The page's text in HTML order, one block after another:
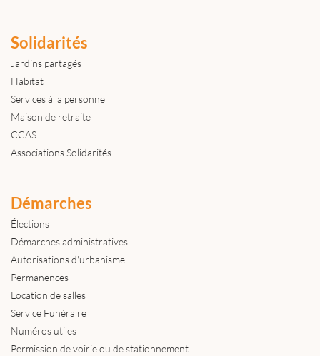
Solidarités
Jardins partagés
Habitat
Services à la personne
Maison de retraite
CCAS
Associations Solidarités
Démarches
Élections
Démarches administratives
Autorisations d'urbanisme
Permanences
Location de salles
Service Funéraire
Numéros utiles
Permission de voirie ou de stationnement